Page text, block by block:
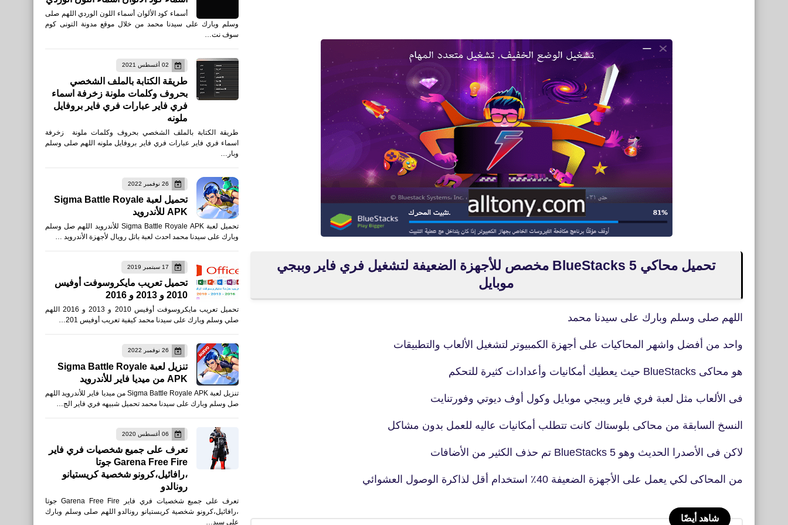
تحميل محاكي BlueStacks 5 مخصص للأجهزة الضعيفة لتشغيل فري فاير وببجي
موبايل
اللهم صلى وسلم وبارك على سيدنا محمد
واحد من أفضل واشهر المحاكيات على أجهزة الكمبيوتر لتشغيل الألعاب والتطبيقات
هو محاكى BlueStacks حيث يعطيك أمكانيات وأعدادات كثيرة للتحكم
فى الألعاب مثل لعبة فري فاير وببجي موبايل وكول أوف ديوتي وفورتنايت
النسخ السابقة من محاكى بلوستاك كانت تتطلب أمكانيات عاليه للعمل بدون مشاكل
لاكن فى الأصدرا الحديث وهو BlueStacks 5 تم حذف الكثير من الأضافات
من المحاكى لكي يعمل على الأجهزة الضعيفة 40٪ استخدام أقل لذاكرة الوصول العشوائي
شاهد أيضًا
أسماء كود الألوان أسماء اللون الوردي اللهم صلى
وسلم وبارك على سيدنا محمد من خلال موقع مدونة التونى كوم
سوف نت…
02 أغسطس 2021
طريقة الكتابة بالملف الشخصي
بحروف وكلمات ملونة زخرفة اسماء
فري فاير عبارات فري فاير بروفايل
ملونه
طريقة الكتابة بالملف الشخصي بحروف وكلمات ملونة زخرفة
اسماء فري فاير عبارات فري فاير بروفايل ملونه اللهم صلى وسلم
وبار…
26 نوفمبر 2022
تحميل لعبة Sigma Battle Royale
APK للأندرويد
تحميل لعبة Sigma Battle Royale APK للأندرويد اللهم صل وسلم
وبارك على سيدنا محمد احدث لعبة باتل رويال لأجهزة الأندرويد …
17 سبتمبر 2019
تحميل تعريب مايكروسوفت أوفيس
2010 و 2013 و 2016
تحميل تعريب مايكروسوفت أوفيس 2010 و 2013 و 2016 اللهم
صلي وسلم وبارك على سيدنا محمد كيفية تعريب أوفيس 201…
26 نوفمبر 2022
تنزيل لعبة Sigma Battle Royale
APK من ميديا فاير للأندرويد
تنزيل لعبة Sigma Battle Royale APK من ميديا فاير للأندرويد اللهم
صل وسلم وبارك على سيدنا محمد تحميل شبيهه فري فاير الج…
06 أغسطس 2020
تعرف على جميع شخصيات فري فاير
Garena Free Fire جوتا
،رافائيل،كرونو شخصية كريستيانو
رونالدو
تعرف على جميع شخصيات فري فاير Garena Free Fire جوتا
،رافائيل،كرونو شخصية كريستيانو رونالدو اللهم صلى وسلم وبارك
على سيد…